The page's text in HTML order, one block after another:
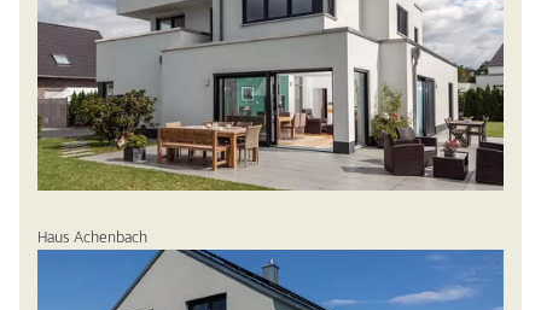
Haus Achenbach